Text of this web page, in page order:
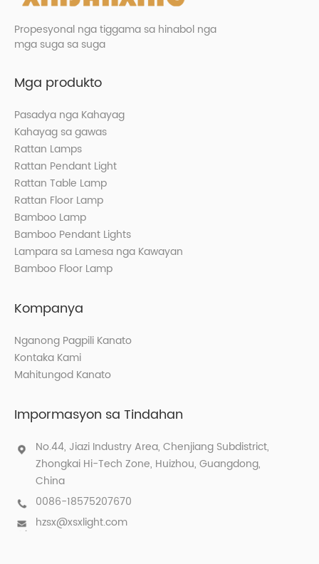
Propesyonal nga tiggama sa hinabol nga
mga suga sa suga
Mga produkto
Pasadya nga Kahayag
Kahayag sa gawas
Rattan Lamps
Rattan Pendant Light
Rattan Table Lamp
Rattan Floor Lamp
Bamboo Lamp
Bamboo Pendant Lights
Lampara sa Lamesa nga Kawayan
Bamboo Floor Lamp
Kompanya
Nganong Pagpili Kanato
Kontaka Kami
Mahitungod Kanato
Impormasyon sa Tindahan
No.44, Jiazi Industry Area, Chenjiang Subdistrict,
Zhongkai Hi-Tech Zone, Huizhou, Guangdong,
China
0086-18575207670
hzsx@xsxlight.com